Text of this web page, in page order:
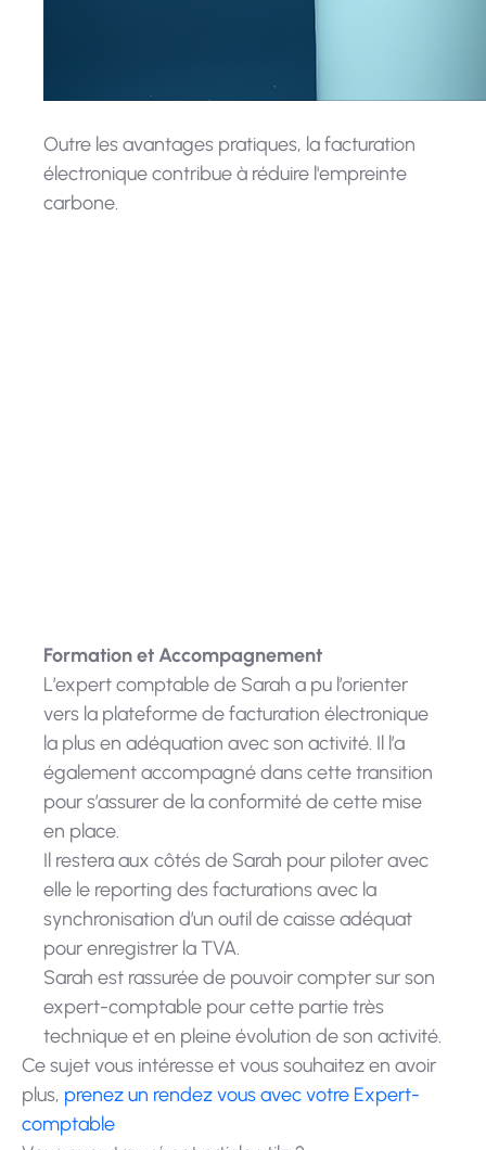
Outre les avantages pratiques, la facturation
électronique contribue à réduire l'empreinte
carbone.
Formation et Accompagnement
L’expert comptable de Sarah a pu l’orienter
vers la plateforme de facturation électronique
la plus en adéquation avec son activité. Il l’a
également accompagné dans cette transition
pour s’assurer de la conformité de cette mise
en place.
Il restera aux côtés de Sarah pour piloter avec
elle le reporting des facturations avec la
synchronisation d’un outil de caisse adéquat
pour enregistrer la TVA.
Sarah est rassurée de pouvoir compter sur son
expert-comptable pour cette partie très
technique et en pleine évolution de son activité.
Ce sujet vous intéresse et vous souhaitez en avoir
plus, prenez un rendez vous avec votre Expert-
comptable